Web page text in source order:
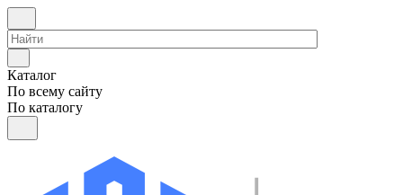
Каталог
По всему сайту
По каталогу